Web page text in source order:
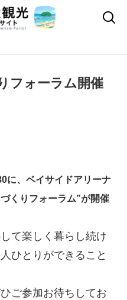
フォーラム開催
に、ベイサイドアリーナ
くりフォーラム”が開催
て楽しく暮らし続け
ひとりができること
ご参加お待ちしてお